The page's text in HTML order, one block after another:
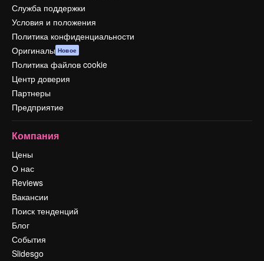
Служба поддержки
Условия и положения
Политика конфиденциальности
Оригиналы Новое
Политика файлов cookie
Центр доверия
Партнеры
Предприятие
Компания
Цены
О нас
Reviews
Вакансии
Поиск тенденций
Блог
События
Slidesgo